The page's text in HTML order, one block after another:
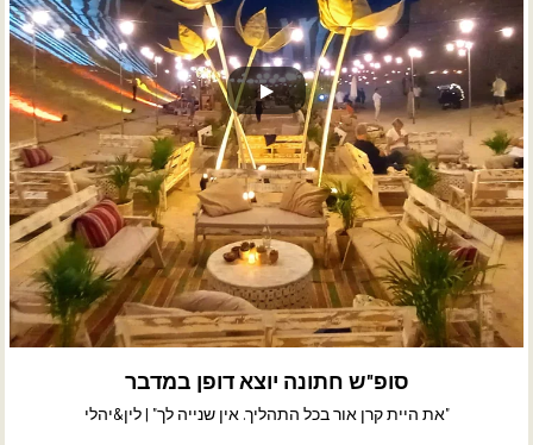
סופ"ש חתונה יוצא דופן במדבר
"את היית קרן אור בכל התהליך. אין שנייה לך" | לין&יהלי